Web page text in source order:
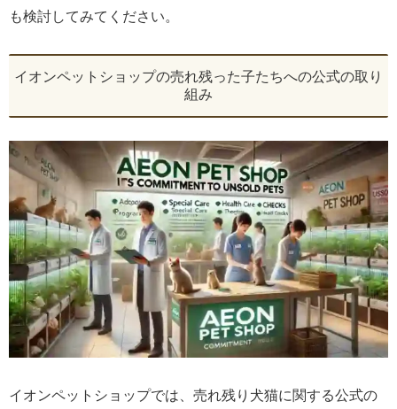
も検討してみてください。
イオンペットショップの売れ残った子たちへの公式の取り
組み
イオンペットショップでは、売れ残り犬猫に関する公式の